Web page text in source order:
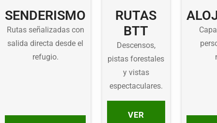
SENDERISMO
Rutas señalizadas con
salida directa desde el
refugio.
RUTAS
BTT
Descensos,
pistas forestales
y vistas
espectaculares.
VER